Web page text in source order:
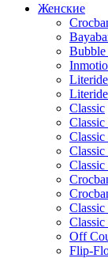
Женские
Bubble
Literide
Classic
Classic
Classic
Classic
Off
Flip-